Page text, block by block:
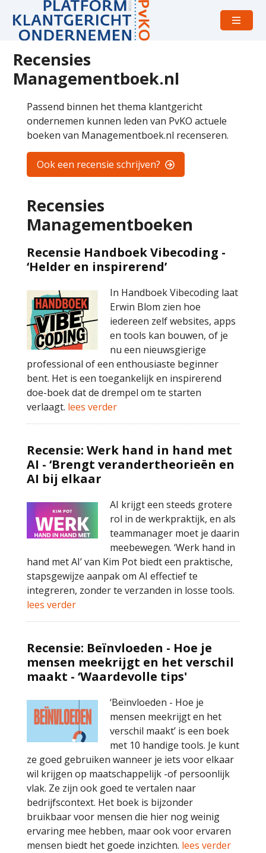
Open
Recensies
Managementboek.nl
Passend binnen het thema klantgericht
ondernemen kunnen leden van PvKO actuele
boeken van Managementboek.nl recenseren.
Ook een recensie schrijven?
Recensies
Managementboeken
Recensie Handboek Vibecoding -
‘Helder en inspirerend’
In Handboek Vibecoding laat
Erwin Blom zien hoe
iedereen zelf websites, apps
en tools kan bouwen, of je
nu een nieuwsgierige
professional of een enthousiaste beginner
bent. Het is een toegankelijk en inspirerend
doe-boek dat de drempel om te starten
verlaagt. lees verder
Recensie: Werk hand in hand met
AI - ‘Brengt verandertheorieën en
AI bij elkaar
AI krijgt een steeds grotere
rol in de werkpraktijk, en als
teammanager moet je daarin
meebewegen. ‘Werk hand in
hand met AI’ van Kim Pot biedt een praktische,
stapsgewijze aanpak om AI effectief te
integreren, zonder te verzanden in losse tools.
lees verder
Recensie: Beïnvloeden - Hoe je
mensen meekrijgt en het verschil
maakt - ‘Waardevolle tips'
‘Beïnvloeden - Hoe je
mensen meekrijgt en het
verschil maakt’ is een boek
met 10 handige tools. Je kunt
ze goed gebruiken wanneer je iets voor elkaar
wil krijgen op maatschappelijk -of persoonlijk
vlak. Ze zijn ook goed te vertalen naar
bedrijfscontext. Het boek is bijzonder
bruikbaar voor mensen die hier nog weinig
ervaring mee hebben, maar ook voor ervaren
mensen biedt het goede inzichten. lees verder